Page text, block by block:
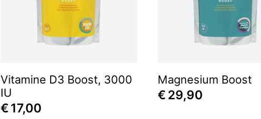
Vitamine D3 Boost, 3000
IU
€ 17,00
Magnesium Boost
€ 29,90